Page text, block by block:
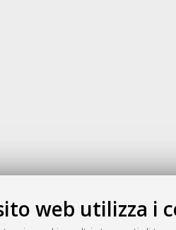
web utilizza i
Gestione del documento: